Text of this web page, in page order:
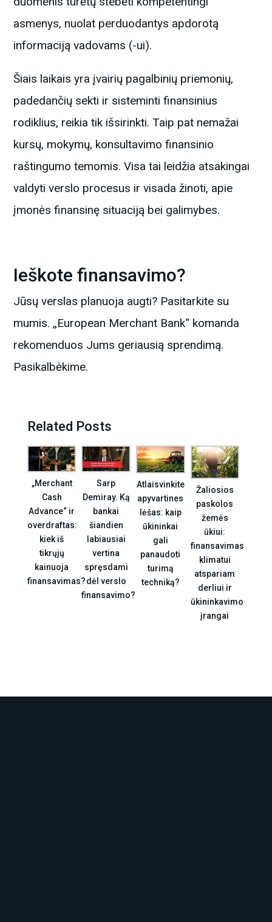
asmenys, nuolat perduodantys apdorotą
informaciją vadovams (-ui).
Šiais laikais yra įvairių pagalbinių priemonių,
padedančių sekti ir sisteminti finansinius
rodiklius, reikia tik išsirinkti. Taip pat nemažai
kursų, mokymų, konsultavimo finansinio
raštingumo temomis. Visa tai leidžia atsakingai
valdyti verslo procesus ir visada žinoti, apie
įmonės finansinę situaciją bei galimybes.
Ieškote finansavimo?
Jūsų verslas planuoja augti? Pasitarkite su
mumis. „European Merchant Bank“ komanda
rekomenduos Jums geriausią sprendimą.
Pasikalbėkime.
Related Posts
„Merchant
Cash
Advance“ ir
overdraftas:
kiek iš
tikrųjų
kainuoja
finansavimas?
Sarp
Demiray. Ką
bankai
šiandien
labiausiai
vertina
spręsdami
dėl verslo
finansavimo?
Atlaisvinkite
apyvartines
lėšas: kaip
ūkininkai
gali
panaudoti
turimą
techniką?
Žaliosios
paskolos
žemės
ūkiui:
finansavimas
klimatui
atspariam
derliui ir
ūkininkavimo
įrangai